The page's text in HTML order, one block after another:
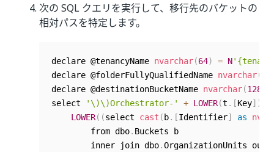
次の SQL クエリを実行して、移行先のバケットの
相対パスを特定します。
declare @tenancyName nvarchar(64) = N'{tenant
declare @folderFullyQualifiedName nvarchar(
declare @destinationBucketName nvarchar(128
select
'\)\)Orchestrator-' + LOWER(t . [Key] )
LOWER( (select cast ( b. [Identifier] as
        from dbo
. Buckets b
        inner join dbo
.OrganizationUnits ou